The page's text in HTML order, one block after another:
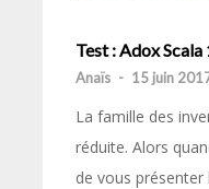
Test : Adox Scala
Anaïs - 15 juin
La famille des
réduite. Alors
de vous présenter